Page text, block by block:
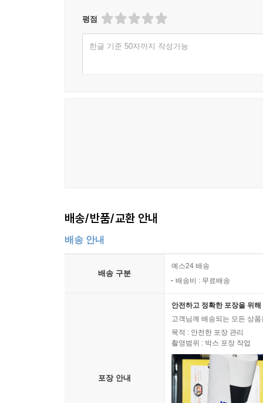
평점
한글 기준 50자까지 작성가능
배송/반품/교환 안내
배송 안내
배송 구분
예스24 배송
배송비 : 무료배송
포장 안내
안전하고 정확한 포장을 위
고객님께 배송되는 모든 상
목적 : 안전한 포장 관리
촬영범위 : 박스 포장 작업